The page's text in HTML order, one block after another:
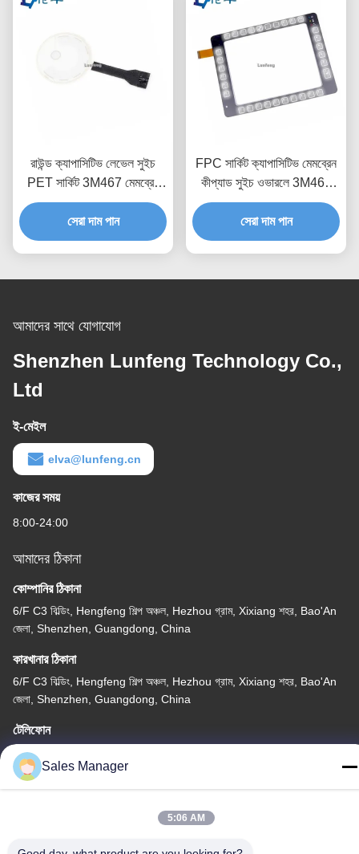
রাউন্ড ক্যাপাসিটিভ লেভেল সুইচ
PET সার্কিট 3M467 মেমব্রেন
টাচ কন্ট্রোল প্যানেল
সেরা দাম পান
FPC সার্কিট ক্যাপাসিটিভ মেমব্রেন
কীপ্যাড সুইচ ওভারলে 3M467
আঠালো
সেরা দাম পান
আমাদের সাথে যোগাযোগ
Shenzhen Lunfeng Technology Co.,
Ltd
ই-মেইল
elva@lunfeng.cn
কাজের সময়
8:00-24:00
আমাদের ঠিকানা
কোম্পানির ঠিকানা
6/F C3 বিল্ডিং, Hengfeng শিল্প অঞ্চল, Hezhou গ্রাম, Xixiang শহর, Bao'An
জেলা, Shenzhen, Guangdong, China
কারখানার ঠিকানা
6/F C3 বিল্ডিং, Hengfeng শিল্প অঞ্চল, Hezhou গ্রাম, Xixiang শহর, Bao'An
জেলা, Shenzhen, Guangdong, China
টেলিফোন
86--13662697476
চীন ভালো মানের ধাতু গম্বুজ ঝিল্লি সুইচ সরবরাহকারী। কপিরাইট © -2026 Shenzhen
Sales Manager
5:06 AM